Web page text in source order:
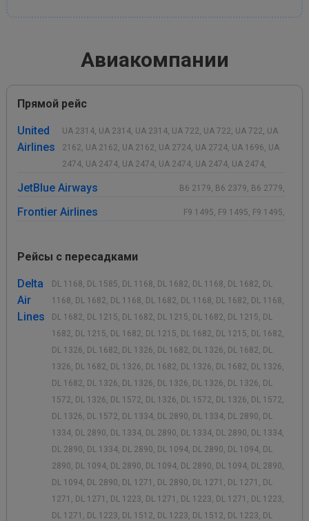
Авиакомпании
Прямой рейс
United
Airlines
UA 2314, UA 2314, UA 2314, UA 722, UA 722, UA 722, UA
2162, UA 2162, UA 2162, UA 2724, UA 2724, UA 1696, UA
2474, UA 2474, UA 2474, UA 2474, UA 2474, UA 2474,
JetBlue Airways B6 2179, B6 2379, B6 2779,
Frontier Airlines F9 1495, F9 1495, F9 1495,
Рейсы с пересадками
Delta
Air
Lines
DL 1168, DL 1585, DL 1168, DL 1682, DL 1168, DL 1682, DL
1168, DL 1682, DL 1168, DL 1682, DL 1168, DL 1682, DL 1168,
DL 1682, DL 1215, DL 1682, DL 1215, DL 1682, DL 1215, DL
1682, DL 1215, DL 1682, DL 1215, DL 1682, DL 1215, DL 1682,
DL 1326, DL 1682, DL 1326, DL 1682, DL 1326, DL 1682, DL
1326, DL 1682, DL 1326, DL 1682, DL 1326, DL 1682, DL 1326,
DL 1682, DL 1326, DL 1326, DL 1326, DL 1326, DL 1326, DL
1572, DL 1326, DL 1572, DL 1326, DL 1572, DL 1326, DL 1572,
DL 1326, DL 1572, DL 1334, DL 2890, DL 1334, DL 2890, DL
1334, DL 2890, DL 1334, DL 2890, DL 1334, DL 2890, DL 1334,
DL 2890, DL 1334, DL 2890, DL 1094, DL 2890, DL 1094, DL
2890, DL 1094, DL 2890, DL 1094, DL 2890, DL 1094, DL 2890,
DL 1094, DL 2890, DL 1271, DL 2890, DL 1271, DL 1271, DL
1271, DL 1271, DL 1223, DL 1271, DL 1223, DL 1271, DL 1223,
DL 1271, DL 1223, DL 1512, DL 1223, DL 1512, DL 1223, DL